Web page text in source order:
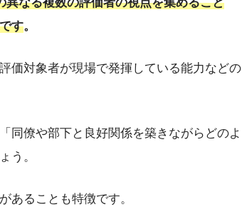
す。
価対象者が現場で発揮している能力などの
同僚や部下と良好関係を築きながらどのよ
う。
あることも特徴です。